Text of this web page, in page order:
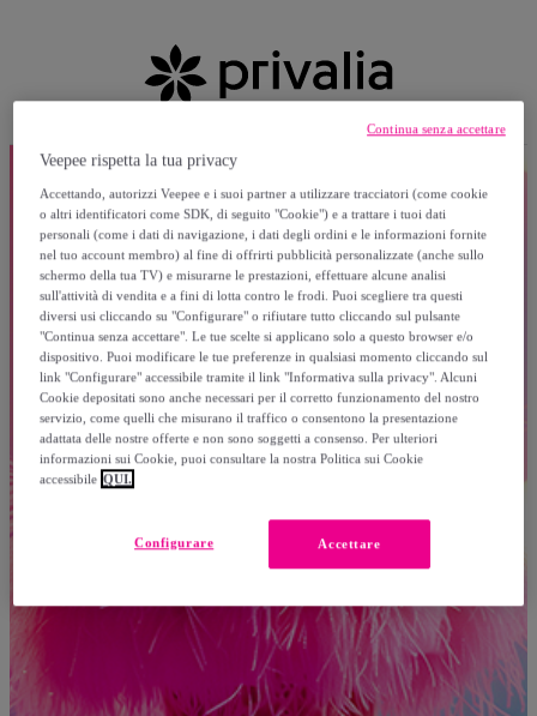
Veepee rispetta la tua privacy
Accettando, autorizzi Veepee e i suoi partner a utilizzare tracciatori (come cookie
o altri identificatori come SDK, di seguito "Cookie") e a trattare i tuoi dati
personali (come i dati di navigazione, i dati degli ordini e le informazioni fornite
nel tuo account membro) al fine di offrirti pubblicità personalizzate (anche sullo
schermo della tua TV) e misurarne le prestazioni, effettuare alcune analisi
sull'attività di vendita e a fini di lotta contro le frodi. Puoi scegliere tra questi
diversi usi cliccando su "Configurare" o rifiutare tutto cliccando sul pulsante
"Continua senza accettare". Le tue scelte si applicano solo a questo browser e/o
dispositivo. Puoi modificare le tue preferenze in qualsiasi momento cliccando sul
link "Configurare" accessibile tramite il link "Informativa sulla privacy". Alcuni
Cookie depositati sono anche necessari per il corretto funzionamento del nostro
servizio, come quelli che misurano il traffico o consentono la presentazione
adattata delle nostre offerte e non sono soggetti a consenso. Per ulteriori
informazioni sui Cookie, puoi consultare la nostra Politica sui Cookie
accessibile QUI.
Accettare
Configurare
Continua senza accettare